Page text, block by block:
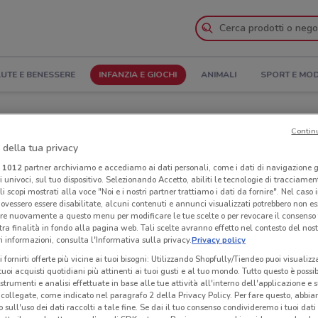
E BENESSERE INFANZIA E GIOCHI ANIMALI SPORT E
Indirizzi
Stokke a Forlì
della tua privacy
1012partner archiviamo e accediamo ai dati personali, come i dati di navigazione
sul tuo dispositivo. Selezionando Accetto, abiliti le tecnologie di
scopi mostrati alla voce "Noi e i nostri partner trattiamo i dati da fornire". Nel caso
essere disabilitate, alcuni contenuti e annunci visualizzati potrebbero non
nuovamente a questo menu per modificare le tue scelte o per revocare il
finalità in fondo alla pagina web. Tali scelte avranno effetto nel contesto del
informazioni, consulta l'Informativa sulla privacy.Privacy policy
fornirti offerte più vicine ai tuoi bisogni: Utilizzando Shopfully/Tiendeo puoi
acquisti quotidiani più attinenti ai tuoi gusti e al tuo mondo. Tutto questo è
e analisi effettuate in base alle tue attività all'interno dell'applicazione e
come indicato nel paragrafo 2 della Privacy Policy. Per fare questo,
sull'uso dei dati raccolti a tale fine. Se dai il tuo consenso condivideremo i tuoi dati